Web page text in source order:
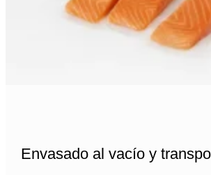
Envasado al vacío y